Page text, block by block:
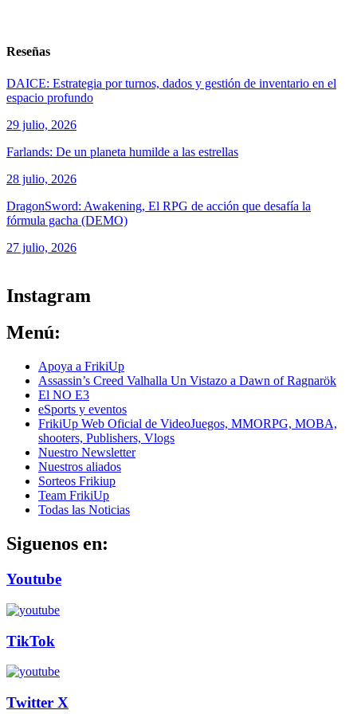
Reseñas
DAICE: Estrategia por turnos, dados y gestión de inventario en el
espacio profundo
29 julio, 2026
Farlands: De un planeta humilde a las estrellas
28 julio, 2026
DragonSword: Awakening, El RPG de acción que desafía la
fórmula gacha (DEMO)
27 julio, 2026
Instagram
Menú:
Apoya a FrikiUp
Assassin’s Creed Valhalla Un Vistazo a Dawn of Ragnarök
El NO E3
eSports y eventos
FrikiUp Web Oficial de VideoJuegos, MMORPG, MOBA,
shooters, Publishers, Vlogs
Nuestro Newsletter
Nuestros aliados
Sorteos Frikiup
Team FrikiUp
Todas las Noticias
Siguenos en:
Youtube
TikTok
Twitter X